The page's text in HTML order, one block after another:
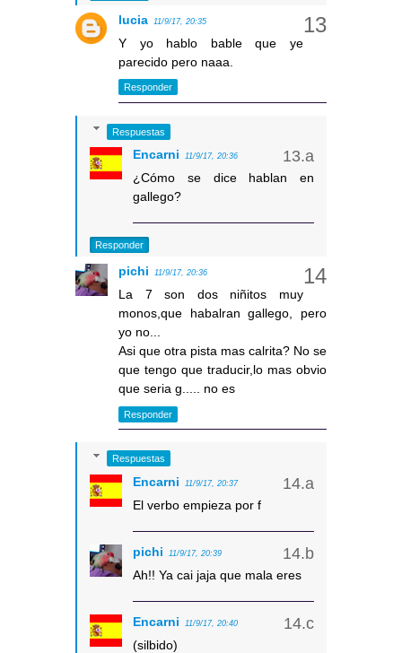
lucia 11/9/17, 20:35
Y yo hablo bable que ye
parecido pero naaa.
Responder
Respuestas
Encarni 11/9/17, 20:36
¿Cómo se dice hablan en
gallego?
Responder
pichi 11/9/17, 20:36
La 7 son dos niñitos muy
monos,que habalran gallego, pero
yo no...
Asi que otra pista mas calrita? No se
que tengo que traducir,lo mas obvio
que seria g..... no es
Responder
Respuestas
Encarni 11/9/17, 20:37
El verbo empieza por f
pichi 11/9/17, 20:39
Ah!! Ya cai jaja que mala eres
Encarni 11/9/17, 20:40
(silbido)